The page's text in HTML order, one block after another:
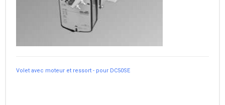
Volet avec moteur et ressort - pour DC50SE